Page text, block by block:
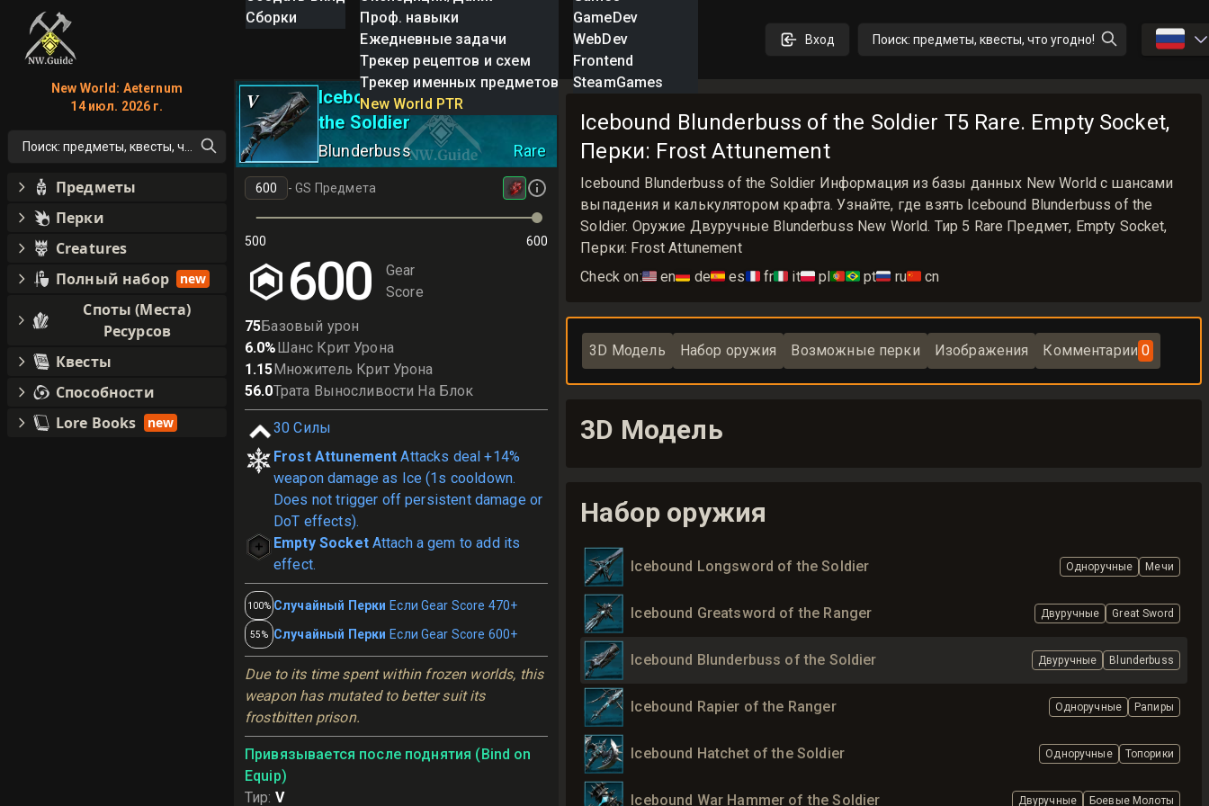
Сборки
Проф. навыки
Ежедневные задачи
Трекер рецептов и схем
Трекер именных предметов
New World PTR
GameDev
WebDev
Frontend
SteamGames
Вход Поиск: предметы, квесты, что угодно! 🇷🇺
V
Icebound Blunderbuss of
the Soldier
Blunderbuss Rare
-GS Предмета
500 600
600
Gear
Score
75Базовый урон
6.0%Шанс Крит Урона
1.15Множитель Крит Урона
56.0Трата Выносливости На Блок
30 Силы
Frost Attunement Attacks deal +14%
weapon damage as Ice (1s cooldown.
Does not trigger off persistent damage or
DoT effects).
Empty Socket Attach a gem to add its
effect.
100% Случайный Перки Если Gear Score 470+
55% Случайный Перки Если Gear Score 600+
Due to its time spent within frozen worlds, this
weapon has mutated to better suit its
frostbitten prison.
Привязывается после поднятия (Bind on
Equip)
Тир: V
Icebound Blunderbuss of the Soldier T5 Rare. Empty Socket,
Перки: Frost Attunement
Icebound Blunderbuss of the Soldier Информация из базы данных New World с шансами
выпадения и калькулятором крафта. Узнайте, где взять Icebound Blunderbuss of the
Soldier. Оружие Двуручные Blunderbuss New World. Тир 5 Rare Предмет, Empty Socket,
Перки: Frost Attunement
Check on:🇺🇸 en🇩🇪 de🇪🇸 es🇫🇷 fr🇮🇹 it🇵🇱 pl🇵🇹🇧🇷 pt🇷🇺 ru🇨🇳 cn
3D Модель Набор оружия Возможные перки Изображения Комментарии 0
3D Модель
Набор оружия
Icebound Longsword of the Soldier Одноручные Мечи
Icebound Greatsword of the Ranger Двуручные Great Sword
Icebound Blunderbuss of the Soldier Двуручные Blunderbuss
Icebound Rapier of the Ranger Одноручные Рапиры
Icebound Hatchet of the Soldier Одноручные Топорики
Icebound War Hammer of the Soldier Двуручные Боевые Молоты
New World: Aeternum
14 июл. 2026 г.
Поиск: предметы, квесты, что угодно!
Предметы
Перки
Creatures
Полный набор
new
Споты (Места)
Ресурсов
Квесты
Способности
Lore Books
new